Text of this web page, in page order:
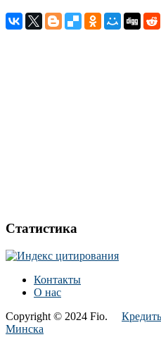
Статистика
Контакты
О нас
Copyright © 2024 Fio.
Минска